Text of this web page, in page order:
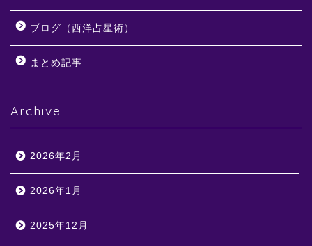
ブログ（西洋占星術）
まとめ記事
Archive
2026年2月
2026年1月
2025年12月